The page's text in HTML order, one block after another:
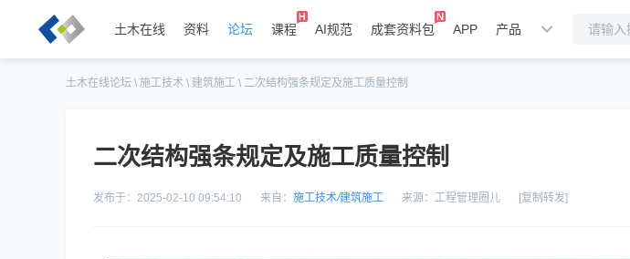
土木在线 资料 论坛 课程 AI规范 成套资料包 APP 产品
土木在线论坛 \ 施工技术 \ 建筑施工 \ 二次结构强条规定及施工质量控制
二次结构强条规定及施工质量控制
发布于：2025-02-10 09:54:10 来自： 施工技术/建筑施工 来源： 工程管理圈儿 [复制转发]